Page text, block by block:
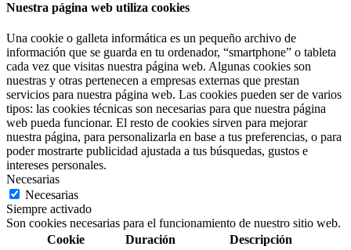
Nuestra página web utiliza cookies
Una cookie o galleta informática es un pequeño archivo de
información que se guarda en tu ordenador, “smartphone” o tableta
cada vez que visitas nuestra página web. Algunas cookies son
nuestras y otras pertenecen a empresas externas que prestan
servicios para nuestra página web. Las cookies pueden ser de varios
tipos: las cookies técnicas son necesarias para que nuestra página
web pueda funcionar. El resto de cookies sirven para mejorar
nuestra página, para personalizarla en base a tus preferencias, o para
poder mostrarte publicidad ajustada a tus búsquedas, gustos e
intereses personales.
Necesarias
Necesarias
Siempre activado
Son cookies necesarias para el funcionamiento de nuestro sitio web.
Cookie
Duración Descripción